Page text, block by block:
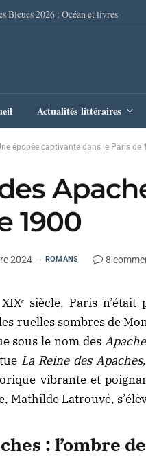
Bleues 2026 : Océan et livres
Actualités littéraires
épopée captivante dans le Paris de
1900
2024 ROMANS 8
siècle, Paris n’était
ruelles sombres de
sous le nom des
La Reine des Apaches
vibrante et
Mathilde Latrouvé,
: l’ombre